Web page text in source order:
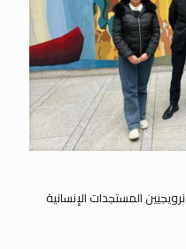
المستجدات الإنسانية